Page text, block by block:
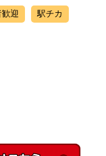
迎 駅チカ